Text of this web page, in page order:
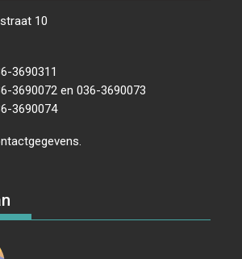
10
3690311
3690072 en 036-3690073
3690074